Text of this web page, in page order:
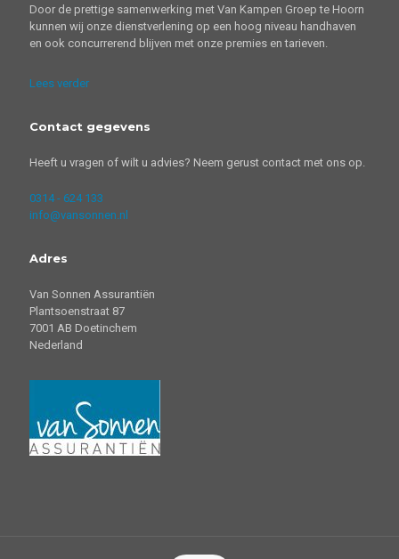
Door de prettige samenwerking met Van Kampen Groep te Hoorn
kunnen wij onze dienstverlening op een hoog niveau handhaven
en ook concurrerend blijven met onze premies en tarieven.
Lees verder
Contact gegevens
Heeft u vragen of wilt u advies? Neem gerust contact met ons op.
0314 - 624 133
info@vansonnen.nl
Adres
Van Sonnen Assurantiën
Plantsoenstraat 87
7001 AB Doetinchem
Nederland